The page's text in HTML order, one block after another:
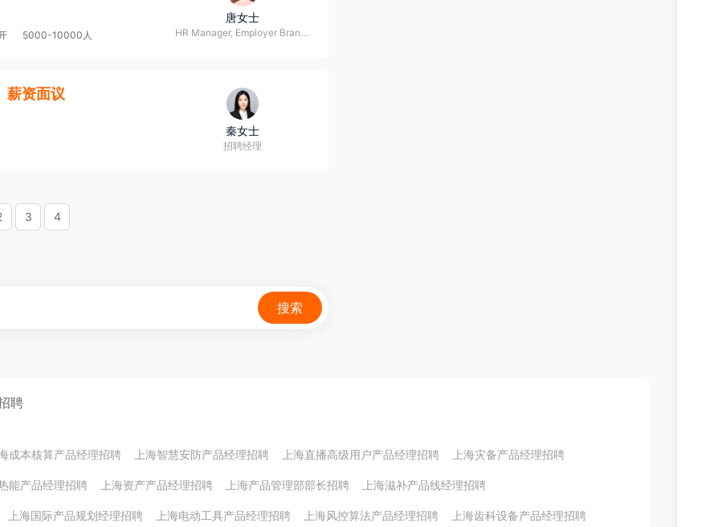
5000-10000人
唐女士
HR Manager, Employer Branding
薪资面议
秦女士
招聘经理
3 4
搜索
聘
成本核算产品经理招聘 上海智慧安防产品经理招聘 上海直播高级用户产品经理招聘 上海灾备产品经理招聘
能产品经理招聘 上海资产产品经理招聘 上海产品管理部部长招聘 上海滋补产品线经理招聘
上海国际产品规划经理招聘 上海电动工具产品经理招聘 上海风控算法产品经理招聘 上海齿科设备产品经理招聘